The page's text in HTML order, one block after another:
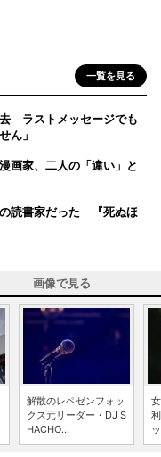
一覧を見る
ラストメッセージでも
ん」
画家、二人の「違い」と
読書家だった 『死ぬほ
画像で見る
解散のレペゼンフォッ
クス元リーダー・DJ S
HACHO...